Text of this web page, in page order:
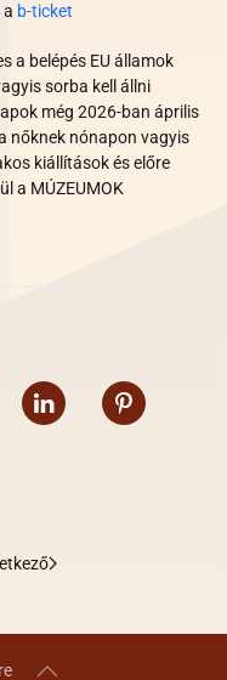
b-ticket
a belépés EU államok
sorba kell állni
még 2026-ban április
nőknek nónapon vagyis
kiállítások és előre
a MÚZEUMOK